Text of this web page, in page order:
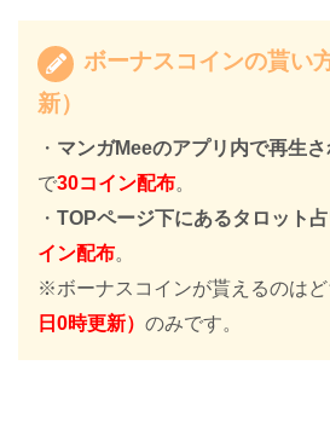
ボーナスコインの貰い
新）
・ マンガMeeのアプリ内で再生
で30コイン配布。
・ TOPページ下にあるタロット
イン配布。
※ボーナスコインが貰えるのはど
日0時更新） のみです。